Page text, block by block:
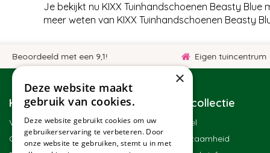
Je bekijkt nu KIXX Tuinhandschoenen Beasty
meer weten van KIXX Tuinhandschoenen Beasty
met een 9,1! Eigen tuincentrum
Klantenservice
Veelgestelde vragen
Contact
Tuincollectie
Winkel
Duurzaamheid
×
Deze website maakt
gebruik van cookies.
Deze website gebruikt cookies om uw
gebruikerservaring te verbeteren. Door
onze website te gebruiken, stemt u in met